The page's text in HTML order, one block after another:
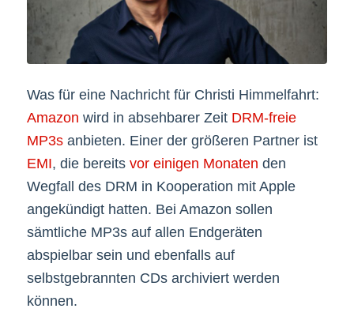
Was für eine Nachricht für Christi Himmelfahrt:
Amazon wird in absehbarer Zeit DRM-freie
MP3sanbieten. Einer der größeren Partner ist
EMI, die bereits vor einigen Monaten den
Wegfall des DRM in Kooperation mit Apple
angekündigt hatten. Bei Amazon sollen
sämtliche MP3s auf allen Endgeräten
abspielbar sein und ebenfalls auf
selbstgebrannten CDs archiviert werden
können.